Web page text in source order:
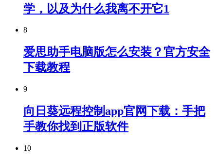
学，以及为什么我离不开它1
8
爱思助手电脑版怎么安装？官方安全
下载教程
9
向日葵远程控制app官网下载：手把
手教你找到正版软件
10